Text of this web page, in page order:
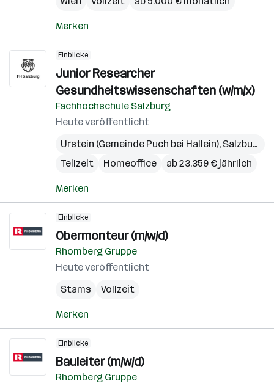
Merken
Einblicke
Junior Researcher
Gesundheitswissenschaften (w/m/x)
Fachhochschule Salzburg
Heute veröffentlicht
Urstein (Gemeinde Puch bei Hallein), Salzburg
Teilzeit
Homeoffice ab 23.359 € jährlich
Merken
Einblicke
Obermonteur (m/w/d)
Rhomberg Gruppe
Heute veröffentlicht
Stams
Vollzeit
Merken
Einblicke
Bauleiter (m/w/d)
Rhomberg Gruppe